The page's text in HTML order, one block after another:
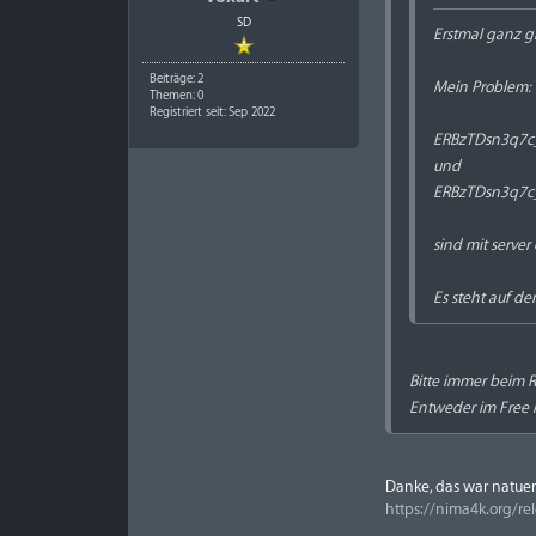
SD
Beiträge: 2
Themen: 0
Registriert seit: Sep 2022
Erstmal ganz
Mein Problem:
und
sind mit server
Es steht auf
Bitte immer beim
Entweder im
Danke, das war
https://nima4k.org/